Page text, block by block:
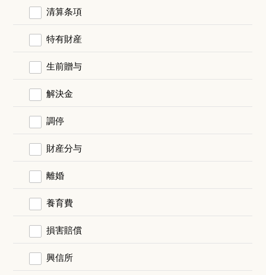
清算条項
特有財産
生前贈与
解決金
調停
財産分与
離婚
養育費
損害賠償
興信所